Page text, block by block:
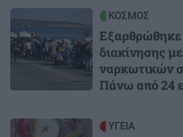
ΚΟΣΜΟΣ
Εξαρθρώθηκε
διακίνησης
ναρκωτικών
Πάνω από 24
Image ΥΓΕΙΑ